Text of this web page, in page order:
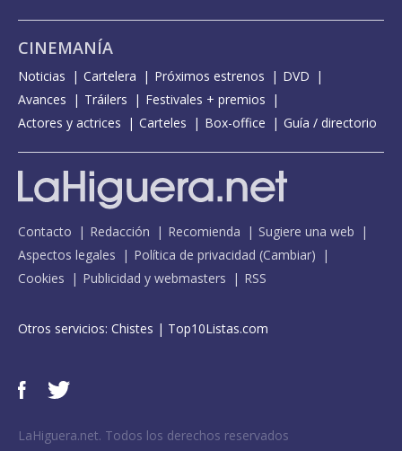
CINEMANÍA
Noticias Cartelera Próximos estrenos
DVD
Avances
Tráilers
Festivales + premios
Actores y actrices
Carteles Box-office Guía / directorio
Contacto Redacción Recomienda
Sugiere una web
Aspectos legales
Política de privacidad (Cambiar)
Cookies
Publicidad y webmasters RSS
Otros servicios: Chistes | Top10Listas.com
LaHiguera.net. Todos los derechos reservados